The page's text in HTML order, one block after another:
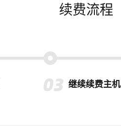
续费流程
继续续费主机